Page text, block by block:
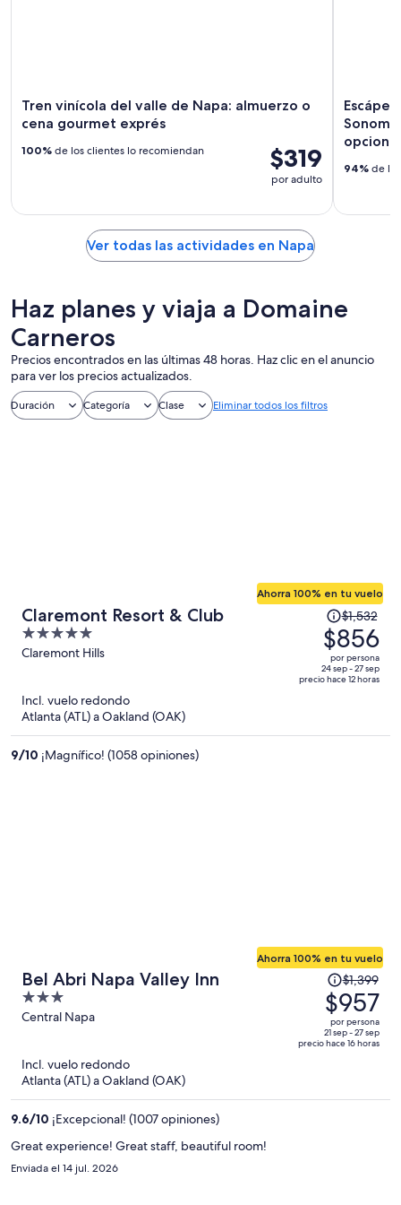
Tren vinícola del valle de Napa: almuerzo o
cena gourmet exprés
$319
por adulto
100% de los clientes lo recomiendan
opcional
94% de
Ver todas las actividades en Napa
Haz planes y viaja a Domaine
Carneros
Precios encontrados en las últimas 48 horas. Haz clic en el anuncio
para ver los precios actualizados.
Duración Categoría Clase Eliminar todos los filtros
Claremont Resort & Club
5
out
Claremont Hills
Ahorra 100% en tu vuelo
El
precio
era
de
$1,532
$1,532
$856
por persona
24 sep - 27 sep
precio hace 12 horas
Incl. vuelo redondo
Atlanta (ATL) a Oakland (OAK)
9/10 ¡Magnífico! (1058 opiniones)
Bel Abri Napa Valley Inn
3
out
5
Central Napa
Ahorra 100% en tu vuelo
El
precio
era
de
$1,399
$1,399
$957
por persona
21 sep - 27 sep
precio hace 16 horas
Incl. vuelo redondo
Atlanta (ATL) a Oakland (OAK)
9.6/10 ¡Excepcional! (1007 opiniones)
Great experience! Great staff, beautiful room!
Enviada el 14 jul. 2026